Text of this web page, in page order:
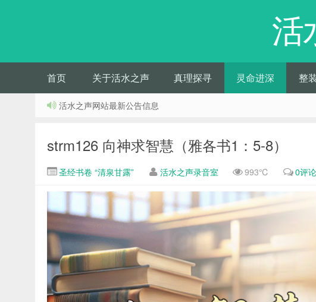
活
首页 关于活水之声 真理探寻 灵命进深 整
活水之声网站最新公告信息
strm126 向神求智慧（雅各书1：5-8）
圣经书卷 “清泉甘露” 活水之声录音室 993℃ 0评论